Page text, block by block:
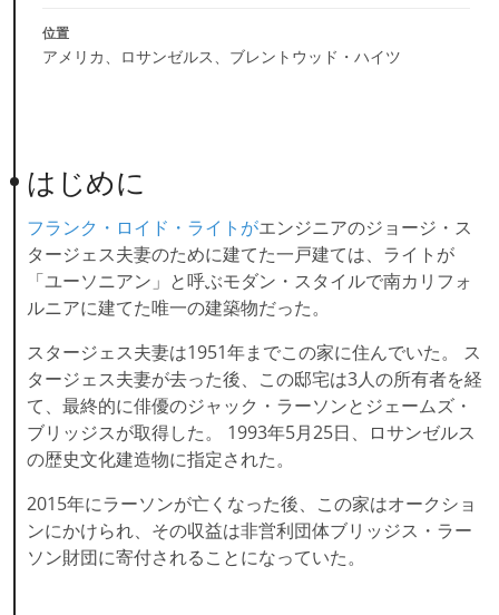
位置
アメリカ、ロサンゼルス、ブレントウッド・ハイツ
はじめに
フランク・ロイド・ライトがエンジニアのジョージ・ス
タージェス夫妻のために建てた一戸建ては、ライトが
「ユーソニアン」と呼ぶモダン・スタイルで南カリフォ
ルニアに建てた唯一の建築物だった。
スタージェス夫妻は1951年までこの家に住んでいた。 ス
タージェス夫妻が去った後、この邸宅は3人の所有者を経
て、最終的に俳優のジャック・ラーソンとジェームズ・
ブリッジスが取得した。 1993年5月25日、ロサンゼルス
の歴史文化建造物に指定された。
2015年にラーソンが亡くなった後、この家はオークショ
ンにかけられ、その収益は非営利団体ブリッジス・ラー
ソン財団に寄付されることになっていた。